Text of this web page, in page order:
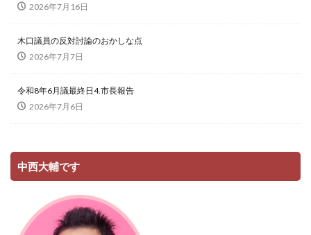
2026年7月16日
木口議員の反対討論のおかしな点
2026年7月7日
令和8年6月議最終日4.市長報告
2026年7月6日
中西大輔です